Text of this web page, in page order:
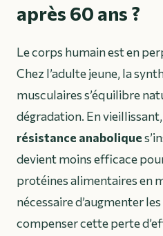
après 60 ans ?
Le corps humain est en
Chez l’adulte jeune, la
musculaires s’équilibre
dégradation. En
résistance anabolique
devient moins efficace
protéines alimentaires en
nécessaire d’augmenter
compenser cette perte